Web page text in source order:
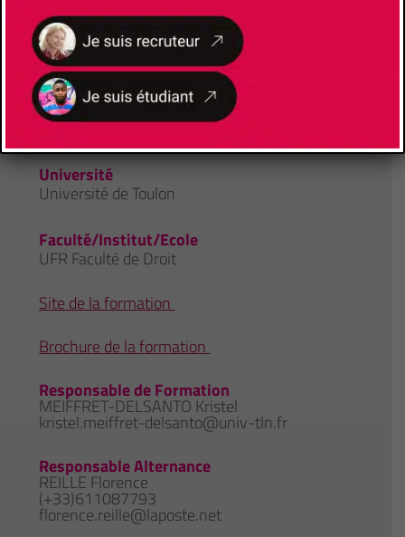
CONTACTS
Université
Université de Toulon
Faculté/Institut/Ecole
UFR Faculté de Droit
Site de la formation
Brochure de la formation
Responsable de Formation
MEIFFRET-DELSANTO Kristel
kristel.meiffret-delsanto@univ-tln.fr
Responsable Alternance
REILLE Florence
(+33)611087793
florence.reille@laposte.net